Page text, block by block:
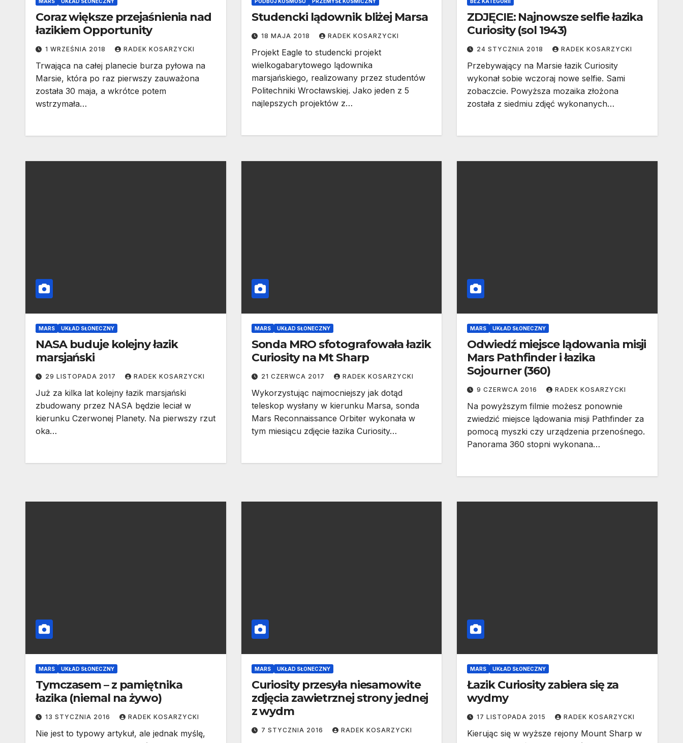
Coraz większe przejaśnienia nad
łazikiem Opportunity
1 WRZEŚNIA 2018 RADEK KOSARZYCKI
Trwająca na całej planecie burza pyłowa na
Marsie, która po raz pierwszy zauważona
została 30 maja, a wkrótce potem
wstrzymała…
Studencki lądownik bliżej Marsa
18 MAJA 2018 RADEK KOSARZYCKI
Projekt Eagle to studencki projekt
wielkogabarytowego lądownika
marsjańskiego, realizowany przez studentów
Politechniki Wrocławskiej. Jako jeden z 5
najlepszych projektów z…
ZDJĘCIE: Najnowsze selfie łazika
Curiosity (sol 1943)
24 STYCZNIA 2018 RADEK KOSARZYCKI
Przebywający na Marsie łazik Curiosity
wykonał sobie wczoraj nowe selfie. Sami
zobaczcie. Powyższa mozaika złożona
została z siedmiu zdjęć wykonanych…
MARS UKŁAD SŁONECZNY
NASA buduje kolejny łazik
marsjański
29 LISTOPADA 2017 RADEK KOSARZYCKI
Już za kilka lat kolejny łazik marsjański
zbudowany przez NASA będzie leciał w
kierunku Czerwonej Planety. Na pierwszy rzut
oka…
MARS UKŁAD SŁONECZNY
Sonda MRO sfotografowała łazik
Curiosity na Mt Sharp
21 CZERWCA 2017 RADEK KOSARZYCKI
Wykorzystując najmocniejszy jak dotąd
teleskop wysłany w kierunku Marsa, sonda
Mars Reconnaissance Orbiter wykonała w
tym miesiącu zdjęcie łazika Curiosity…
MARS UKŁAD SŁONECZNY
Odwiedź miejsce lądowania misji
Mars Pathfinder i łazika
Sojourner (360)
9 CZERWCA 2016 RADEK KOSARZYCKI
Na powyższym filmie możesz ponownie
zwiedzić miejsce lądowania misji Pathfinder za
pomocą myszki czy urządzenia przenośnego.
Panorama 360 stopni wykonana…
MARS UKŁAD SŁONECZNY
Tymczasem – z pamiętnika
łazika (niemal na żywo)
13 STYCZNIA 2016 RADEK KOSARZYCKI
Nie jest to typowy artykuł, ale jednak myślę,
MARS UKŁAD SŁONECZNY
Curiosity przesyła niesamowite
zdjęcia zawietrznej strony jednej
z wydm
7 STYCZNIA 2016 RADEK KOSARZYCKI
MARS UKŁAD SŁONECZNY
Łazik Curiosity zabiera się za
wydmy
17 LISTOPADA 2015 RADEK KOSARZYCKI
Kierując się w wyższe rejony Mount Sharp w